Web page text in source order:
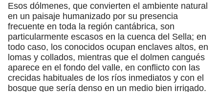
Esos dólmenes, que convierten el ambiente natural
en un paisaje humanizado por su presencia
frecuente en toda la región cantábrica, son
particularmente escasos en la cuenca del Sella; en
todo caso, los conocidos ocupan enclaves altos, en
lomas y collados, mientras que el dolmen cangués
aparece en el fondo del valle, en conflicto con las
crecidas habituales de los ríos inmediatos y con el
bosque que sería denso en un medio bien irrigado.